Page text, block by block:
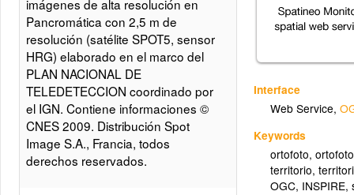
Interface
Web Service,
Keywords
ortofoto,
territorio,
OGC,
imágenes de alta resolución en
Pancromática con 2,5 m de
resolución (satélite SPOT5, sensor
HRG) elaborado en el marco del
PLAN NACIONAL DE
TELEDETECCION coordinado por
el IGN. Contiene informaciones ©
CNES 2009. Distribución Spot
Image S.A., Francia, todos
derechos reservados.